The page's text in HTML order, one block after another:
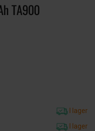
TA900
I lager
I lager